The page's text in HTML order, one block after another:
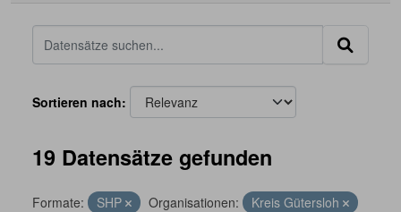
Sortieren nach
19 Datensätze gefunden
Formate: SHP Organisationen:
Kreis Gütersloh